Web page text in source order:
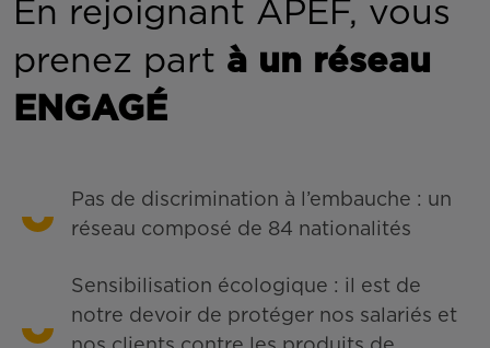
En rejoignant APEF, vous
prenez part à un réseau
ENGAGÉ
Pas de discrimination à l’embauche : un
réseau composé de 84 nationalités
Sensibilisation écologique : il est de
notre devoir de protéger nos salariés et